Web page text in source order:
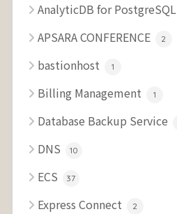
AnalyticDB for PostgreSQL
APSARA CONFERENCE 2
bastionhost 1
Billing Management 1
Database Backup Service
DNS 10
ECS 37
Express Connect 2